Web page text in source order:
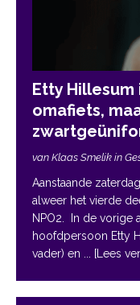
Etty
omafiets,
van Klaas Smelik in
Aanstaande
alweer het vierde
NPO2. In de vorige
hoofdpersoon Etty
vader) en ... [Lees